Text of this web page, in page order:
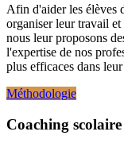
Afin d'aider les élèves
organiser leur travail
nous leur proposons
l'expertise de nos
plus efficaces dans
Méthodologie
Coaching scolaire